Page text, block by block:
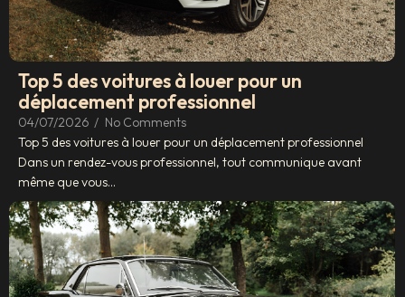
Top 5 des voitures à louer pour un
déplacement professionnel
04/07/2026 / No Comments
Top 5 des voitures à louer pour un déplacement professionnel
Dans un rendez-vous professionnel, tout communique avant
même que vous...